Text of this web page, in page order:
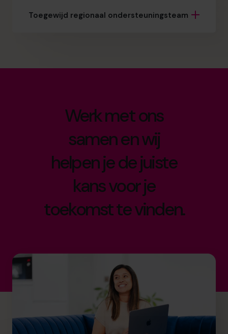
Toegewijd regionaal ondersteuningsteam
Werk met ons
samen en wij
helpen je de juiste
kans voor je
toekomst te vinden.